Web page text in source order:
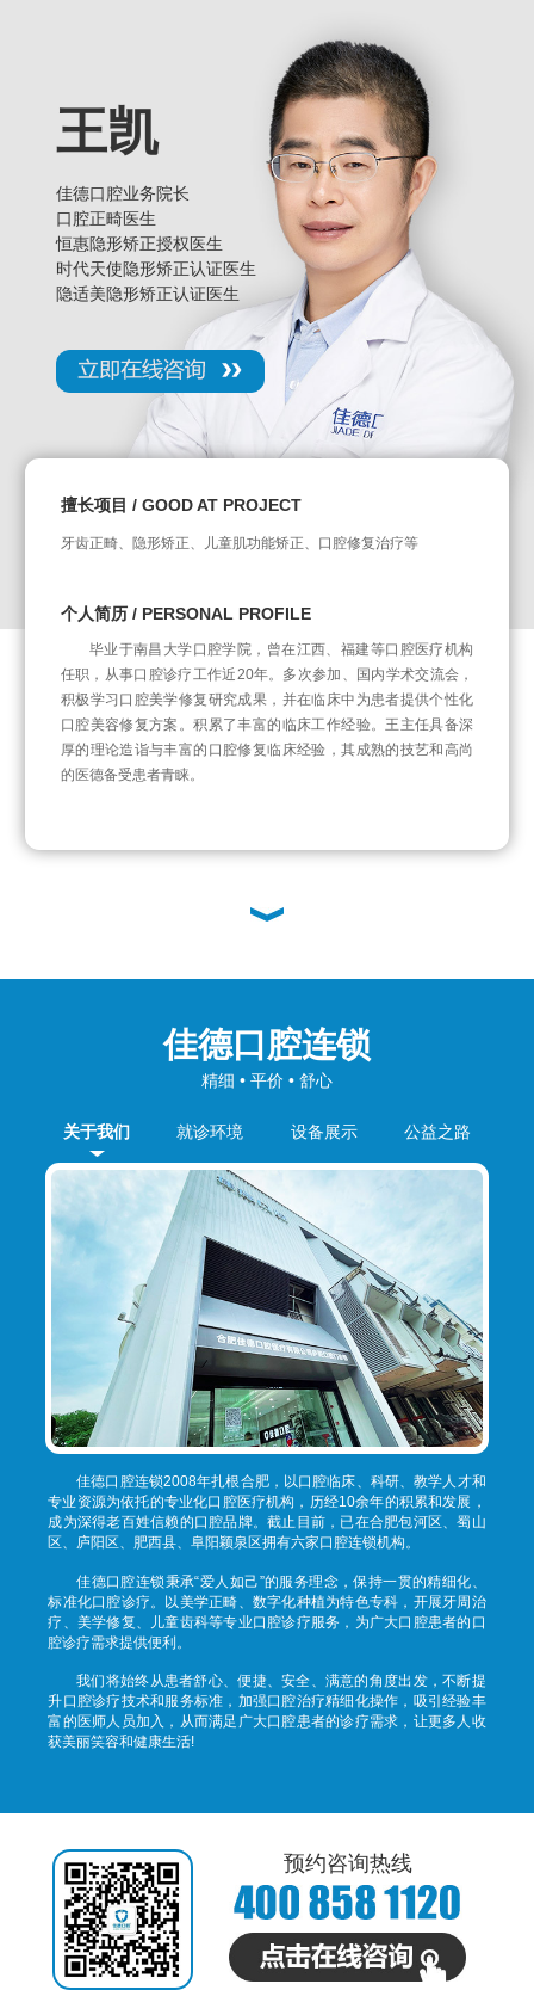
王凯
佳德口腔业务院长
口腔正畸医生
恒惠隐形矫正授权医生
时代天使隐形矫正认证医生
隐适美隐形矫正认证医生
擅长项目 / GOOD AT PROJECT
牙齿正畸、隐形矫正、儿童肌功能矫正、口腔修复治疗等
个人简历 / PERSONAL PROFILE
毕业于南昌大学口腔学院，曾在江西、福建等口腔医疗机构
任职，从事口腔诊疗工作近20年。多次参加、国内学术交流会，
积极学习口腔美学修复研究成果，并在临床中为患者提供个性化
口腔美容修复方案。积累了丰富的临床工作经验。王主任具备深
厚的理论造诣与丰富的口腔修复临床经验，其成熟的技艺和高尚
的医德备受患者青睐。
佳德口腔连锁
精细 • 平价 • 舒心
关于我们 就诊环境 设备展示 公益之路
佳德口腔连锁2008年扎根合肥，以口腔临床、科研、教学人才和
专业资源为依托的专业化口腔医疗机构，历经10余年的积累和发展，
成为深得老百姓信赖的口腔品牌。截止目前，已在合肥包河区、蜀山
区、庐阳区、肥西县、阜阳颖泉区拥有六家口腔连锁机构。
佳德口腔连锁秉承“爱人如己”的服务理念，保持一贯的精细化、
标准化口腔诊疗。以美学正畸、数字化种植为特色专科，开展牙周治
疗、美学修复、儿童齿科等专业口腔诊疗服务，为广大口腔患者的口
腔诊疗需求提供便利。
我们将始终从患者舒心、便捷、安全、满意的角度出发，不断提
升口腔诊疗技术和服务标准，加强口腔治疗精细化操作，吸引经验丰
富的医师人员加入，从而满足广大口腔患者的诊疗需求，让更多人收
获美丽笑容和健康生活!
预约咨询热线